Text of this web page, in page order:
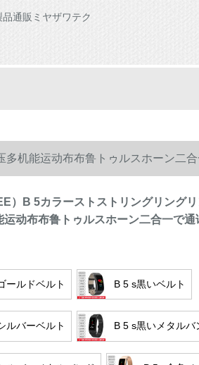
通販ミヤザワテク
机能运动布布鲁トゥルスホーン二
）B 5カラーストストリングリング
动布布鲁トゥルスホーン二合一で通
ールドベルト B 5 s黒いベルト
ルバーベルト B 5 s黒いメタルバ